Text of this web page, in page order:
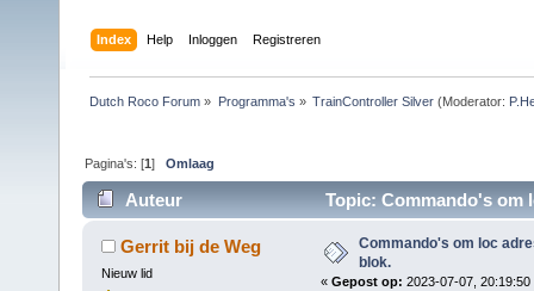
Index Help Inloggen Registreren
Dutch Roco Forum » Programma's » TrainController Silver(Moderator:
Pagina's: [1]Omlaag
Auteur Topic: Commando's om
Gerrit bij de Weg
Nieuw lid
Commando's om loc
blok.
« Gepost op: 2023-07-07, 20:19:50